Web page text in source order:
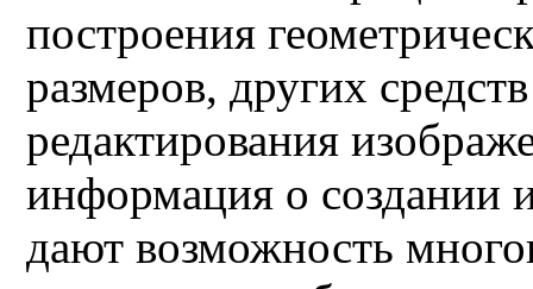
построения
размеров, других
редактирования
информация о соз­дании
дают возможность